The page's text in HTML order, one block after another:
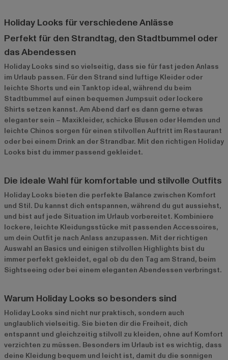
Holiday Looks für verschiedene Anlässe
Perfekt für den Strandtag, den Stadtbummel oder
das Abendessen
Holiday Looks sind so vielseitig, dass sie für fast jeden Anlass
im Urlaub passen. Für den Strand sind luftige Kleider oder
leichte Shorts und ein Tanktop ideal, während du beim
Stadtbummel auf einen bequemen Jumpsuit oder lockere
Shirts setzen kannst. Am Abend darf es dann gerne etwas
eleganter sein – Maxikleider, schicke Blusen oder Hemden und
leichte Chinos sorgen für einen stilvollen Auftritt im Restaurant
oder bei einem Drink an der Strandbar. Mit den richtigen Holiday
Looks bist du immer passend gekleidet.
Die ideale Wahl für komfortable und stilvolle Outfits
Holiday Looks bieten die perfekte Balance zwischen Komfort
und Stil. Du kannst dich entspannen, während du gut aussiehst,
und bist auf jede Situation im Urlaub vorbereitet. Kombiniere
lockere, leichte Kleidungsstücke mit passenden Accessoires,
um dein Outfit je nach Anlass anzupassen. Mit der richtigen
Auswahl an Basics und einigen stilvollen Highlights bist du
immer perfekt gekleidet, egal ob du den Tag am Strand, beim
Sightseeing oder bei einem eleganten Abendessen verbringst.
Warum Holiday Looks so besonders sind
Holiday Looks sind nicht nur praktisch, sondern auch
unglaublich vielseitig. Sie bieten dir die Freiheit, dich
entspannt und gleichzeitig stilvoll zu kleiden, ohne auf Komfort
verzichten zu müssen. Besonders im Urlaub ist es wichtig, dass
deine Kleidung bequem und leicht ist, damit du die sonnigen